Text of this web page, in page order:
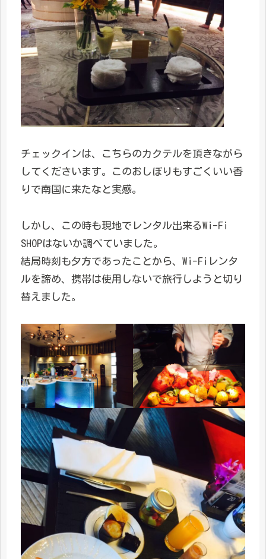
チェックインは、こちらのカクテルを頂きながら
してくださいます。このおしぼりもすごくいい香
りで南国に来たなと実感。
しかし、この時も現地でレンタル出来るWi-Fi
SHOPはないか調べていました。
結局時刻も夕方であったことから、Wi-Fiレンタ
ルを諦め、携帯は使用しないで旅行しようと切り
替えました。